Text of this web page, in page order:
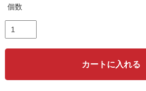
個数
カートに入れる